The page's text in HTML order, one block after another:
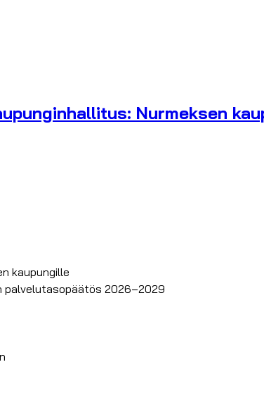
Nurmeksen
kaupungille
palvelutasopäätös 2026–2029